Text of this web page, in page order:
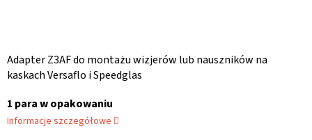
Adapter Z3AF do montażu wizjerów lub nauszników na
kaskach Versaflo i Speedglas
1 para w opakowaniu
Informacje szczegółowe